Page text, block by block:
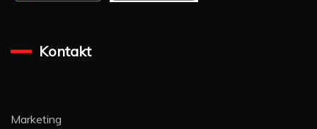
Kontakt
Marketing